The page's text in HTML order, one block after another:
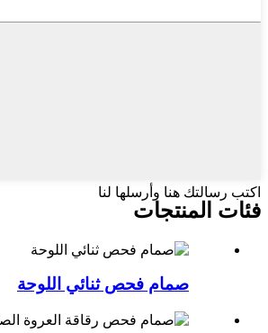
اكتب رسالتك هنا وأرسلها لنا
فئات المنتجات
صمام فحص ثنائي اللوحة